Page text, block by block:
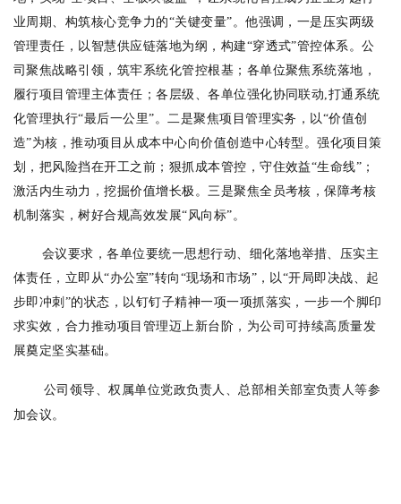
业周期、构筑核心竞争力的“关键变量”。他强调，一是压实两级
管理责任，以智慧供应链落地为纲，构建“穿透式”管控体系。公
司聚焦战略引领，筑牢系统化管控根基；各单位聚焦系统落地，
履行项目管理主体责任；各层级、各单位强化协同联动,打通系统
化管理执行“最后一公里”。二是聚焦项目管理实务，以“价值创
造”为核，推动项目从成本中心向价值创造中心转型。强化项目策
划，把风险挡在开工之前；狠抓成本管控，守住效益“生命线”；
激活内生动力，挖掘价值增长极。三是聚焦全员考核，保障考核
机制落实，树好合规高效发展“风向标”。
会议要求，各单位要统一思想行动、细化落地举措、压实主
体责任，立即从“办公室”转向“现场和市场”，以“开局即决战、起
步即冲刺”的状态，以钉钉子精神一项一项抓落实，一步一个脚印
求实效，合力推动项目管理迈上新台阶，为公司可持续高质量发
展奠定坚实基础。
公司领导、权属单位党政负责人、总部相关部室负责人等参
加会议。